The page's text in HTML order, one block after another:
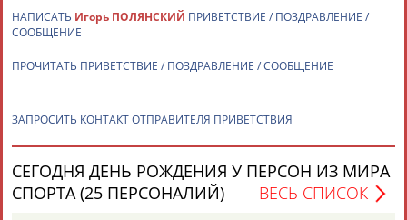
...первенство, мужчины Сборная России: Дмитрий
Полянский,Игорь ПолянскийСмотреть здесь:...
(Проект:Информационное агентство СТАДИОН
Триатлон. Токио-2020. Мужчины. Финал (прямая
Игорь ПолянскийНачало...
(Проект:Информационное агентство СТАДИОН)
26.07.2021
НАПИСАТЬ Игорь ПОЛЯНСКИЙ ПРИВЕТСТВИЕ / ПОЗДРАВЛЕНИЕ /
СООБЩЕНИЕ
ПРОЧИТАТЬ ПРИВЕТСТВИЕ / ПОЗДРАВЛЕНИЕ / СООБЩЕНИЕ
ЗАПРОСИТЬ КОНТАКТ ОТПРАВИТЕЛЯ ПРИВЕТСТВИЯ
СЕГОДНЯ ДЕНЬ РОЖДЕНИЯ У ПЕРСОН ИЗ МИРА
СПОРТА (25 ПЕРСОНАЛИЙ)
ВЕСЬ СПИСОК